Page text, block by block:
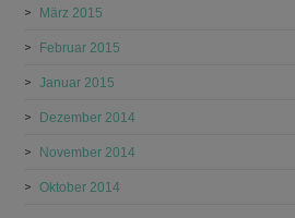
März 2015
Februar 2015
Januar 2015
Dezember 2014
November 2014
Oktober 2014